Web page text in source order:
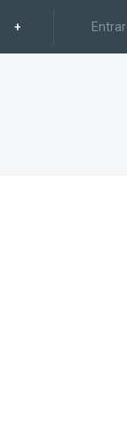
+ Entrar